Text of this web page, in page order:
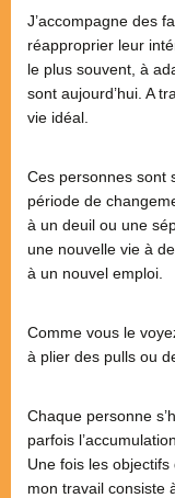
J’accompagne des
réapproprier leur
le plus souvent, à
sont aujourd’hui. A
vie idéal.
Ces personnes sont
période de
à un deuil ou une
une nouvelle vie à
à un nouvel emploi.
Comme vous le
à plier des pulls ou
Chaque personne
parfois
Une fois les
mon travail consiste